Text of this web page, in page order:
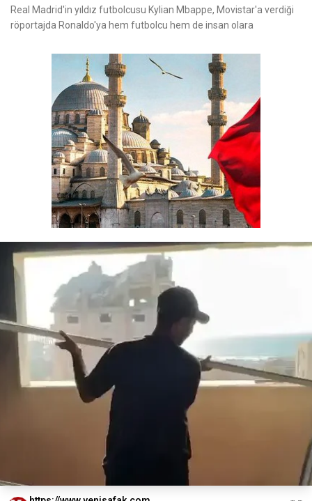
Real Madrid'in yıldız futbolcusu Kylian Mbappe, Movistar'a verdiği
röportajda Ronaldo'ya hem futbolcu hem de insan olara